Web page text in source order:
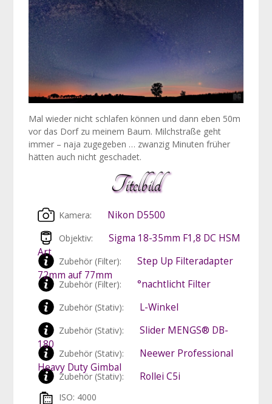
Mal wieder nicht schlafen können und dann eben 50m
vor das Dorf zu meinem Baum. Milchstraße geht
immer – naja zugegeben … zwanzig Minuten früher
hätten auch nicht geschadet.
Titelbild
Kamera: Nikon D5500
Objektiv:
Sigma 18-35mm F1,8 DC HSM
Art
Zubehör (Filter):
Step Up Filteradapter
72mm auf 77mm
Zubehör (Filter): °nachtlicht Filter
Zubehör (Stativ): L-Winkel
Zubehör (Stativ):
Slider MENGS® DB-
180
Zubehör (Stativ):
Neewer Professional
Heavy Duty Gimbal
Zubehör (Stativ): Rollei C5i
ISO: 4000